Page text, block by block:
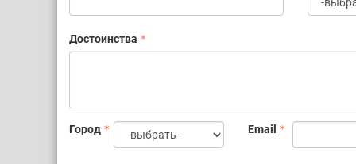
Достоинства
Город Email